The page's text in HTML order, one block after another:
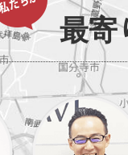
最寄